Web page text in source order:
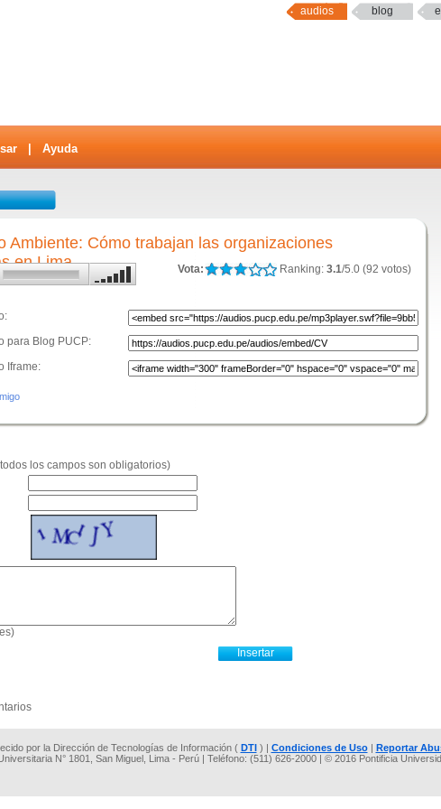
audios blog
Ayuda
Ambiente: Cómo trabajan las organizaciones
en Lima
Vota: Ranking: 3.1/5.0 (92 votos)
para Blog PUCP:
Iframe:
los campos son obligatorios)
por la Dirección de Tecnologías de Información ( DTI) | Condiciones de Uso| Reportar
N° 1801, San Miguel, Lima - Perú | Teléfono: (511) 626-2000 | © 2016 Pontificia